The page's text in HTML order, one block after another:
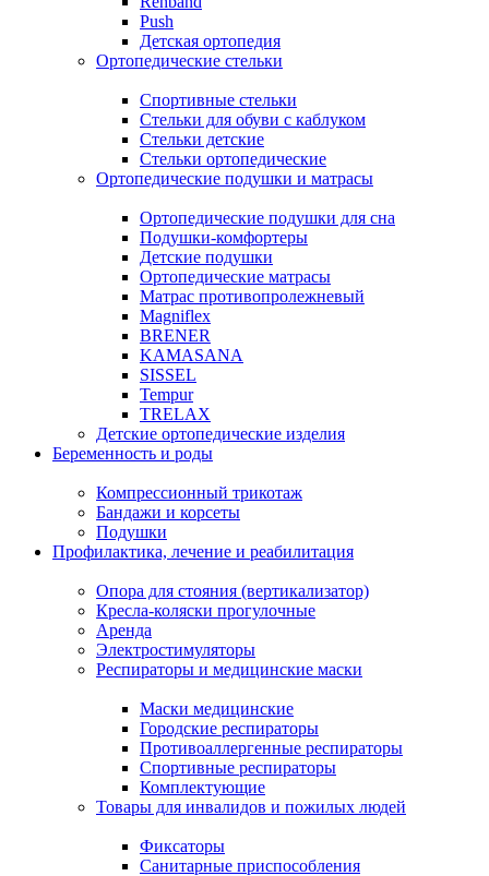
Push
Детская ортопедия
Ортопедические стельки
Спортивные стельки
Стельки для обуви с каблуком
Стельки детские
Стельки ортопедические
Ортопедические подушки и матрасы
Ортопедические подушки для сна
Подушки-комфортеры
Детские подушки
Ортопедические матрасы
Матрас противопролежневый
Magniflex
BRENER
KAMASANA
SISSEL
Tempur
TRELAX
Детские ортопедические изделия
Беременность и роды
Компрессионный трикотаж
Бандажи и корсеты
Подушки
Профилактика, лечение и реабилитация
Опора для стояния (вертикализатор)
Кресла-коляски прогулочные
Аренда
Электростимуляторы
Респираторы и медицинские маски
Маски медицинские
Городские респираторы
Противоаллергенные респираторы
Спортивные респираторы
Комплектующие
Товары для инвалидов и пожилых людей
Фиксаторы
Санитарные приспособления